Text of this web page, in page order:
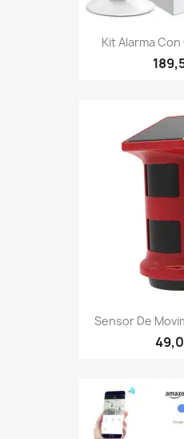
Kit Alarma Con
Sensor De